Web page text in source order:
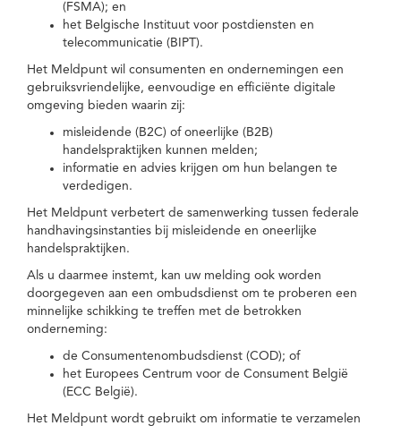
(FSMA); en
het Belgische Instituut voor postdiensten en
telecommunicatie (BIPT).
Het Meldpunt wil consumenten en ondernemingen een
gebruiksvriendelijke, eenvoudige en efficiënte digitale
omgeving bieden waarin zij:
misleidende (B2C) of oneerlijke (B2B)
handelspraktijken kunnen melden;
informatie en advies krijgen om hun belangen te
verdedigen.
Het Meldpunt verbetert de samenwerking tussen federale
handhavingsinstanties bij misleidende en oneerlijke
handelspraktijken.
Als u daarmee instemt, kan uw melding ook worden
doorgegeven aan een ombudsdienst om te proberen een
minnelijke schikking te treffen met de betrokken
onderneming:
de Consumentenombudsdienst (COD); of
het Europees Centrum voor de Consument België
(ECC België).
Het Meldpunt wordt gebruikt om informatie te verzamelen